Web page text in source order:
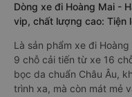
Dòng xe đi Hoàng Mai -
vip, chất lượng cao: Tiện
Là sản phẩm xe đi
9 chỗ cải tiến từ xe 16
bọc da chuẩn Châu Âu,
trình xa, mà còn mát mẻ